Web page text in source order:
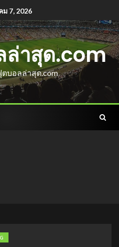
ม 7, 2026
ล่าสุด.com
บอลล่าสุด.com